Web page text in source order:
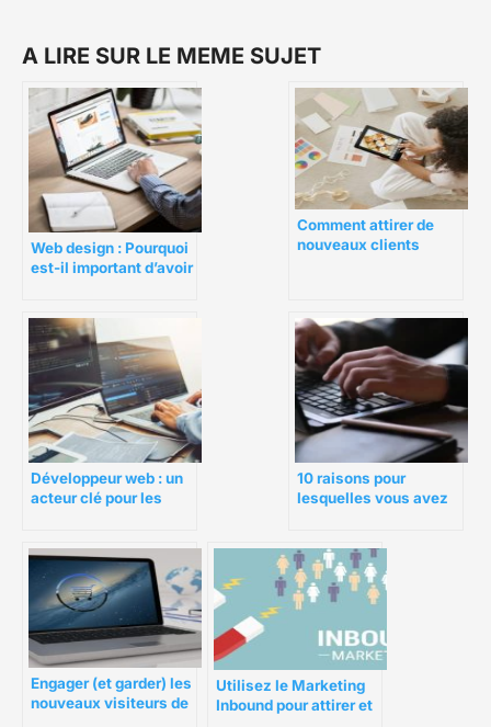
A LIRE SUR LE MEME SUJET
Web design : Pourquoi
est-il important d’avoir
Comment attirer de
nouveaux clients
Développeur web : un
acteur clé pour les
10 raisons pour
lesquelles vous avez
Engager (et garder) les
nouveaux visiteurs de
Utilisez le Marketing
Inbound pour attirer et